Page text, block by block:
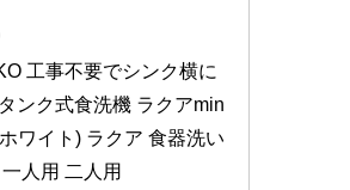
工事不要でシンク横に
ンク式食洗機 ラクアmin
ワイト) ラクア 食器洗い
人用 二人用